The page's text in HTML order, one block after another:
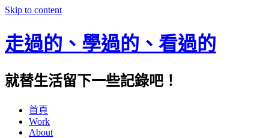
Skip to content
走過的、學過的、看過的
就替生活留下一些記錄吧！
首頁
Work
About